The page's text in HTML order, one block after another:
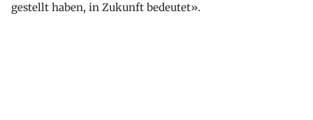
gestellt haben, in Zukunft bedeutet».